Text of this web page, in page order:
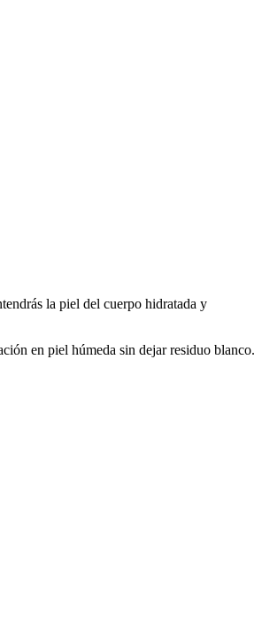
la piel del cuerpo hidratada y
en piel húmeda sin dejar residuo blanco.